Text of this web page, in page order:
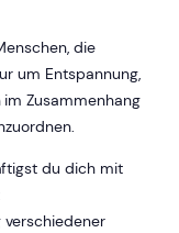
die
um Entspannung,
Zusammenhang
du dich mit